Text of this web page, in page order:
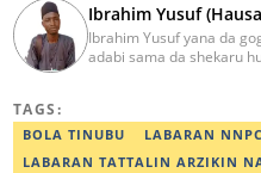
Ibrahim Yusuf
Ibrahim Yusuf yana da
adabi sama da shekaru
TAGS:
BOLA TINUBU
LABARAN NNPC
LABARAN TATTALIN ARZIKIN